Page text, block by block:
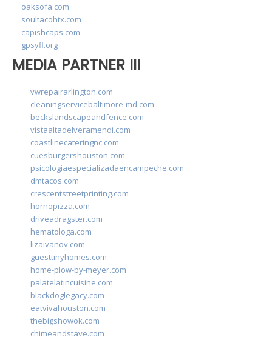
oaksofa.com
soultacohtx.com
capishcaps.com
gpsyfl.org
MEDIA PARTNER III
vwrepairarlington.com
cleaningservicebaltimore-md.com
beckslandscapeandfence.com
vistaaltadelveramendi.com
coastlinecateringnc.com
cuesburgershouston.com
psicologiaespecializadaencampeche.com
dmtacos.com
crescentstreetprinting.com
hornopizza.com
driveadragster.com
hematologa.com
lizaivanov.com
guesttinyhomes.com
home-plow-by-meyer.com
palatelatincuisine.com
blackdoglegacy.com
eatvivahouston.com
thebigshowok.com
chimeandstave.com